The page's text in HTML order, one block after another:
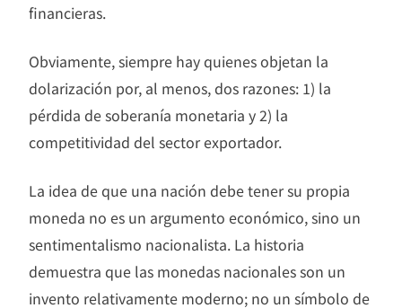
financieras.
Obviamente, siempre hay quienes objetan la
dolarización por, al menos, dos razones: 1) la
pérdida de soberanía monetaria y 2) la
competitividad del sector exportador.
La idea de que una nación debe tener su propia
moneda no es un argumento económico, sino un
sentimentalismo nacionalista. La historia
demuestra que las monedas nacionales son un
invento relativamente moderno; no un símbolo de